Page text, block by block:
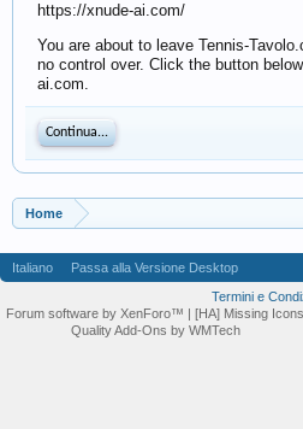
https://xnude-ai.com/
You are about to leave Tennis-
no control over. Click the button
ai.com.
Continua...
Home
Italiano Passa alla Versione Desktop
Termini e
Forum software by XenForo™ | [HA] Missing Icons
Quality Add-Ons by WMTech